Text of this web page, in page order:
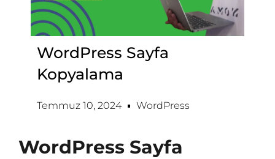
WordPress Sayfa
Kopyalama
Temmuz 10, 2024 WordPress
WordPress Sayfa